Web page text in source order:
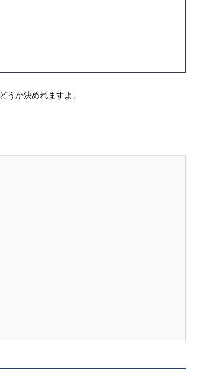
うか決めれますよ。